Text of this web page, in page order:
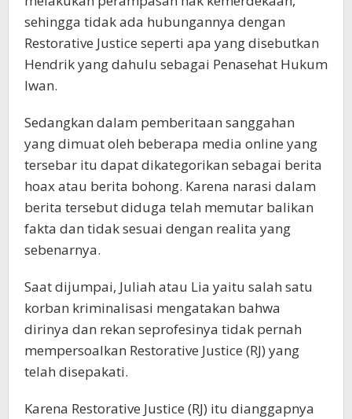
sehingga tidak ada hubungannya dengan
Restorative Justice seperti apa yang disebutkan
Hendrik yang dahulu sebagai Penasehat Hukum
Iwan.
Sedangkan dalam pemberitaan sanggahan
yang dimuat oleh beberapa media online yang
tersebar itu dapat dikategorikan sebagai berita
hoax atau berita bohong. Karena narasi dalam
berita tersebut diduga telah memutar balikan
fakta dan tidak sesuai dengan realita yang
sebenarnya.
Saat dijumpai, Juliah atau Lia yaitu salah satu
korban kriminalisasi mengatakan bahwa
dirinya dan rekan seprofesinya tidak pernah
mempersoalkan Restorative Justice (RJ) yang
telah disepakati.
Karena Restorative Justice (RJ) itu dianggapnya